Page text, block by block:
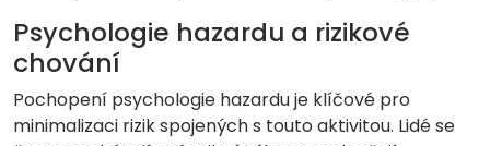
Psychologie hazardu a rizikové
chování
Pochopení psychologie hazardu je klíčové pro
minimalizaci rizik spojených s touto aktivitou. Lidé se